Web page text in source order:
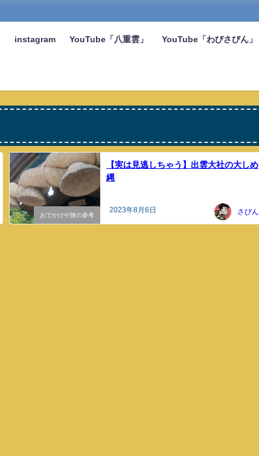
instagram YouTube「八重雲」 YouTube「わびさびん」
おでかけや旅の参考
【実は見逃しちゃう】出雲大社の大しめ
縄
2023年8月6日 さびん